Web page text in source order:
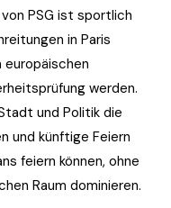
PSG ist sportlich
in Paris
europäischen
werden.
und Politik die
und künftige Feiern
feiern können, ohne
Raum dominieren.